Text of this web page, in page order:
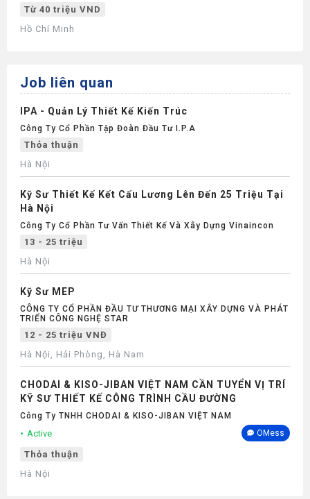
Từ 40 triệu VND
Hồ Chí Minh
Job liên quan
IPA - Quản Lý Thiết Kế Kiến Trúc
Công Ty Cổ Phần Tập Đoàn Đầu Tư I.P.A
Thỏa thuận
Hà Nội
Kỹ Sư Thiết Kế Kết Cấu Lương Lên Đến 25 Triệu Tại
Hà Nội
Công Ty Cổ Phần Tư Vấn Thiết Kế Và Xây Dựng Vinaincon
13 - 25 triệu
Hà Nội
Kỹ Sư MEP
CÔNG TY CỔ PHẦN ĐẦU TƯ THƯƠNG MẠI XÂY DỰNG VÀ PHÁT
TRIỂN CÔNG NGHỆ STAR
12 - 25 triệu VNĐ
Hà Nội, Hải Phòng, Hà Nam
CHODAI & KISO-JIBAN VIỆT NAM CẦN TUYỂN VỊ TRÍ
KỸ SƯ THIẾT KẾ CÔNG TRÌNH CẦU ĐƯỜNG
Công Ty TNHH CHODAI & KISO-JIBAN VIỆT NAM
Active OMess
Thỏa thuận
Hà Nội